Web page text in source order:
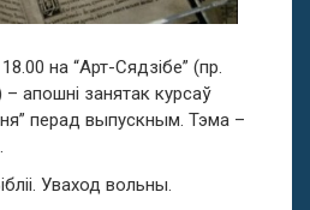
на “Арт-Сядзібе” (пр.
апошні занятак курсаў
перад выпускным. Тэма –
Уваход вольны.